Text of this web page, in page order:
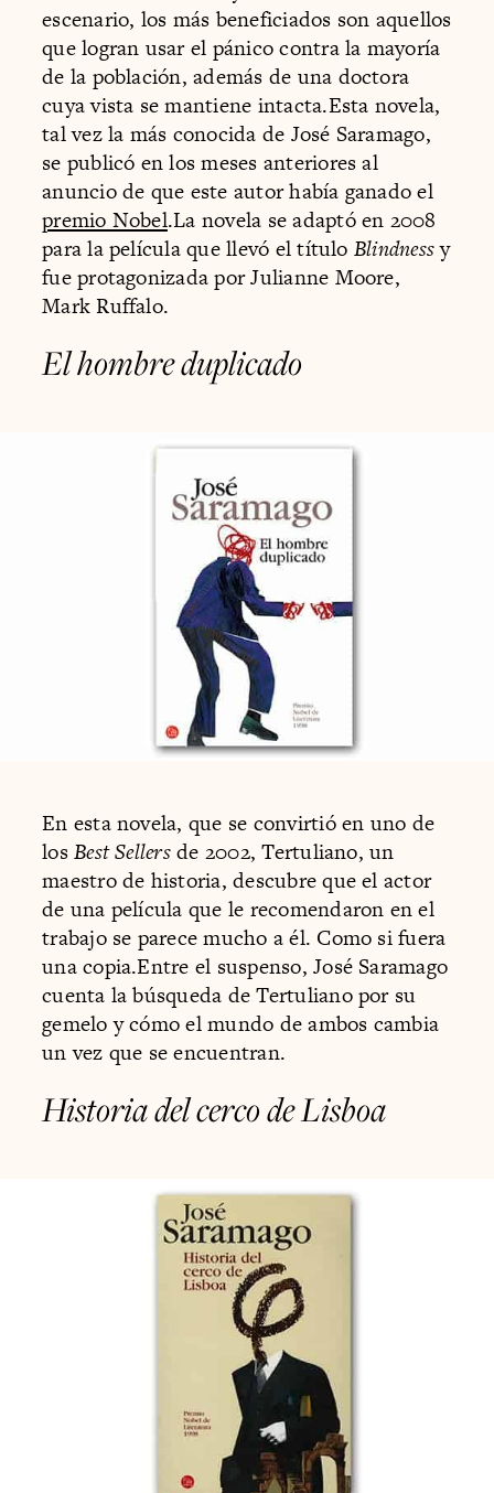
escenario, los más beneficiados son aquellos
que logran usar el pánico contra la mayoría
de la población, además de una doctora
cuya vista se mantiene intacta.Esta novela,
tal vez la más conocida de José Saramago,
se publicó en los meses anteriores al
anuncio de que este autor había ganado el
premio Nobel.La novela se adaptó en 2008
para la película que llevó el título Blindnessy
fue protagonizada por Julianne Moore,
Mark Ruffalo.
El hombre duplicado
En esta novela, que se convirtió en uno de
losBest Sellersde 2002, Tertuliano, un
maestro de historia, descubre que el actor
de una película que le recomendaron en el
trabajo se parece mucho a él. Como si fuera
una copia.Entre el suspenso, José Saramago
cuenta la búsqueda de Tertuliano por su
gemelo y cómo el mundo de ambos cambia
un vez que se encuentran.
Historia del cerco de Lisboa